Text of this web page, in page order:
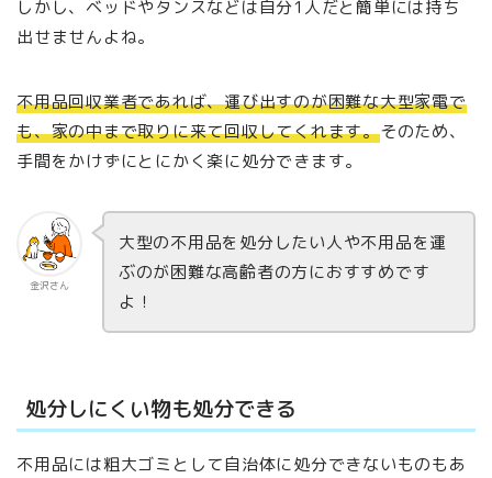
しかし、ベッドやタンスなどは自分1人だと簡単には持ち
出せませんよね。
不用品回収業者であれば、運び出すのが困難な大型家電で
も、家の中まで取りに来て回収してくれます。そのため、
手間をかけずにとにかく楽に処分できます。
金沢さん
大型の不用品を処分したい人や不用品を運
ぶのが困難な高齢者の方におすすめです
よ！
処分しにくい物も処分できる
不用品には粗大ゴミとして自治体に処分できないものもあ